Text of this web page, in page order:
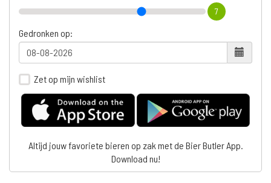
7
Gedronken op:
Zet op mijn wishlist
Altijd jouw favoriete bieren op zak met de Bier Butler App.
Download nu!